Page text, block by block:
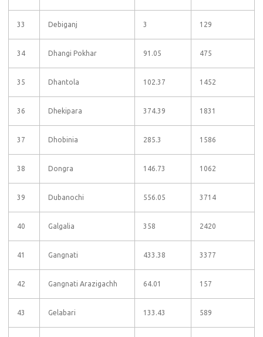
33 Debiganj 3 129
34 Dhangi Pokhar 91.05 475
35 Dhantola 102.37 1452
36 Dhekipara 374.39 1831
37 Dhobinia 285.3 1586
38 Dongra 146.73 1062
39 Dubanochi 556.05 3714
40 Galgalia 358 2420
41 Gangnati 433.38 3377
42 Gangnati Arazigachh 64.01 157
43 Gelabari 133.43 589